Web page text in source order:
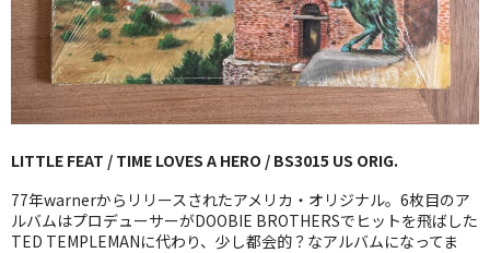
全商品
JAZZ-US
BLUE NOTE
JAZZ-EU
JAZZ-JP
LITTLE FEAT / TIME LOVES A HERO / BS3015 US ORIG.
77年warnerからリリースされたアメリカ・オリジナル。6枚目のア
ルバムはプロデューサーがDOOBIE BROTHERSでヒットを飛ばした
TED TEMPLEMANに代わり、少し都会的？なアルバムになってま